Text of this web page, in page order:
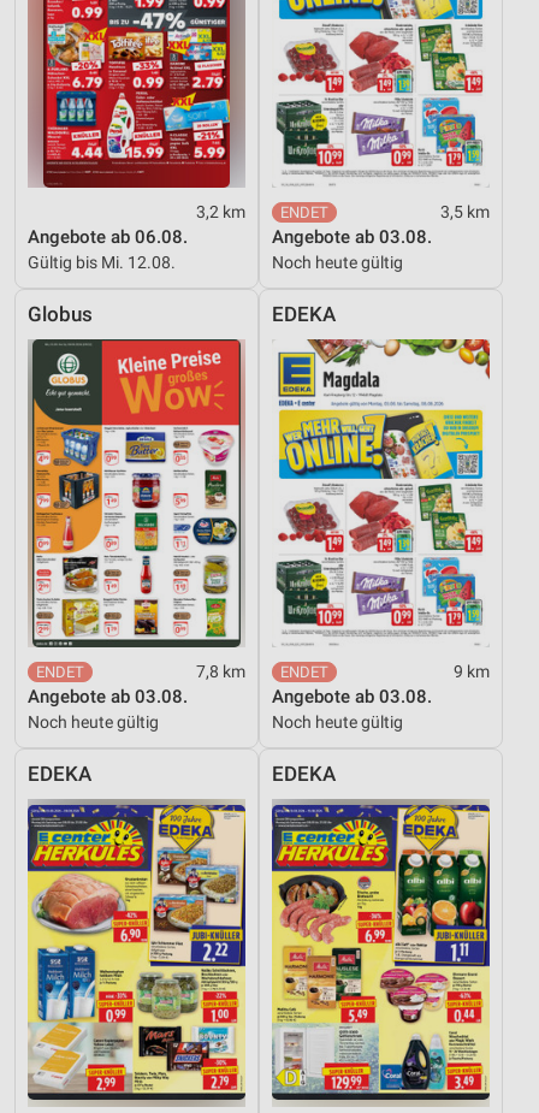
3,2 km
Angebote ab 06.08.
Gültig bis Mi. 12.08.
3,5 km
Angebote ab 03.08.
Noch heute gültig
Globus
7,8 km
Angebote ab 03.08.
Noch heute gültig
EDEKA
9 km
Angebote ab 03.08.
Noch heute gültig
EDEKA EDEKA
Entwicklung und Verbesserung der Angebote
Verwendung reduzierter Daten zur Auswahl von
Inhalten
IAB-Besonderheiten:
Verwendung genauer Standortdaten
Geräte anhand von aktiv angeforderten
Informationen identifizieren
Nicht-IAB-Verarbeitungszwecke:
Notwendig
Performance
Funktional
Werbung